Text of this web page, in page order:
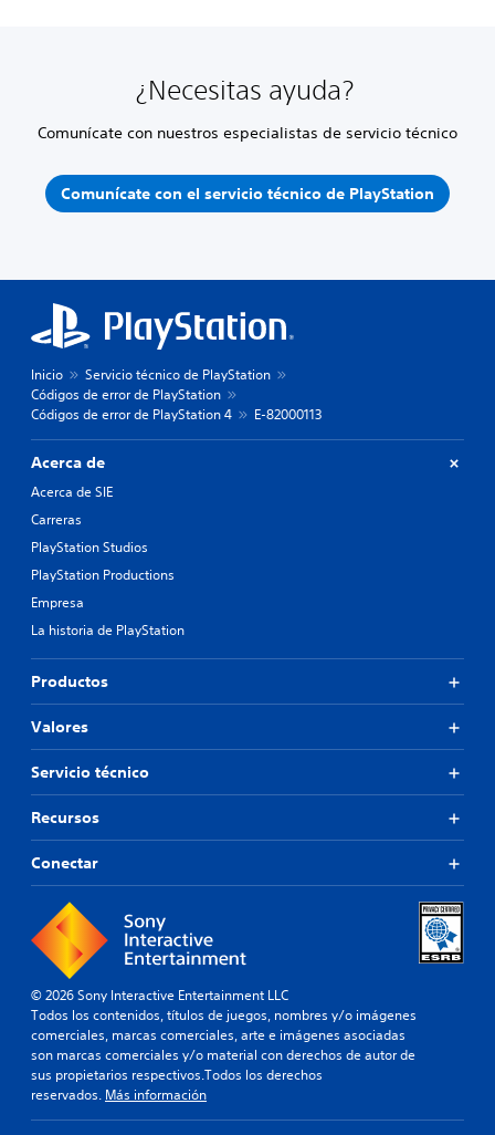
¿Necesitas ayuda?
Comunícate con nuestros especialistas de servicio técnico
Comunícate con el servicio técnico de PlayStation
Inicio
Servicio técnico de PlayStation
Códigos de error de PlayStation
Códigos de error de PlayStation 4
E-82000113
Acerca de
Acerca de SIE
Carreras
PlayStation Studios
PlayStation Productions
Empresa
La historia de PlayStation
Productos
Valores
Servicio técnico
Recursos
Conectar
© 2026 Sony Interactive Entertainment LLC
Todos los contenidos, títulos de juegos, nombres y/o imágenes
comerciales, marcas comerciales, arte e imágenes asociadas
son marcas comerciales y/o material con derechos de autor de
sus propietarios respectivos.Todos los derechos
reservados. Más información